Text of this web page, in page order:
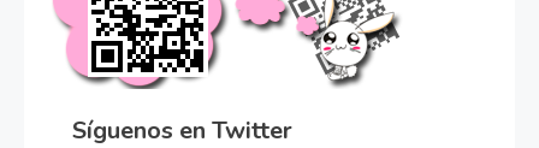
Síguenos en Twitter